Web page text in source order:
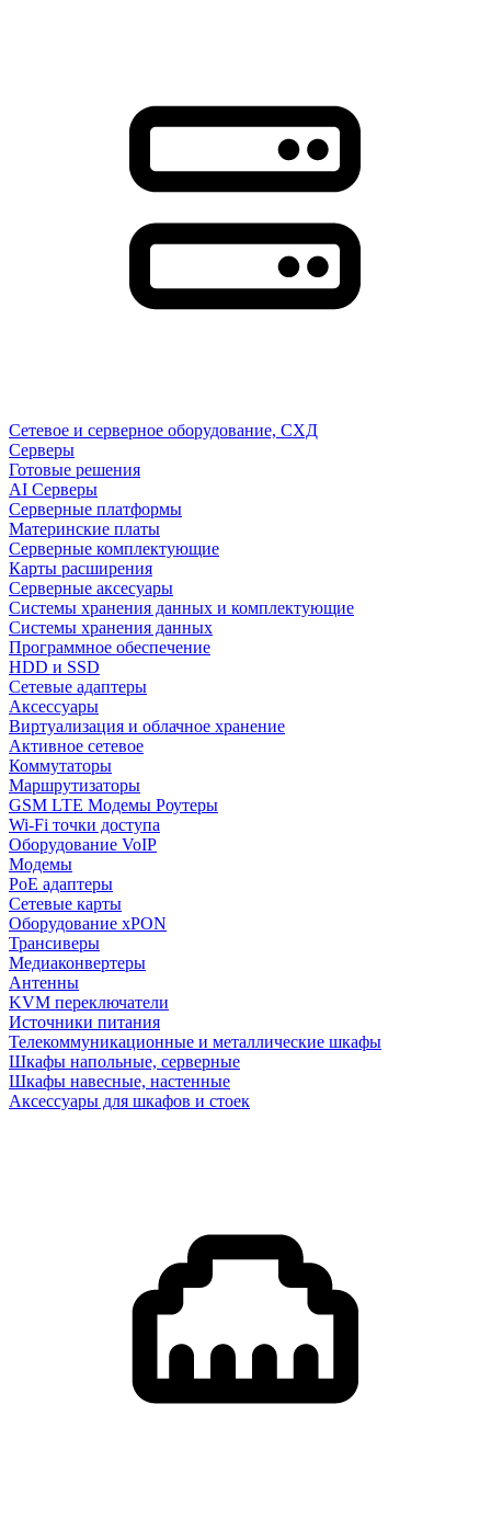
Сетевое и серверное оборудование, СХД
Cерверы
Готовые решения
AI Серверы
Серверные платформы
Материнские платы
Серверные комплектующие
Карты расширения
Серверные аксесуары
Системы хранения данных и комплектующие
Системы хранения данных
Программное обеспечение
HDD и SSD
Сетевые адаптеры
Аксессуары
Виртуализация и облачное хранение
Активное сетевое
Коммутаторы
Маршрутизаторы
GSM LTE Модемы Роутеры
Wi-Fi точки доступа
Оборудование VoIP
Модемы
PoE адаптеры
Сетевые карты
Оборудование xPON
Трансиверы
Медиаконвертеры
Антенны
KVM переключатели
Источники питания
Телекоммуникационные и металлические шкафы
Шкафы напольные, серверные
Шкафы навесные, настенные
Аксессуары для шкафов и стоек